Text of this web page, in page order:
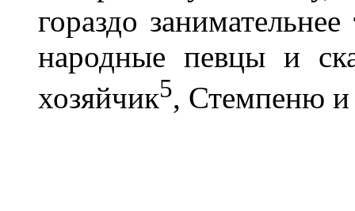
гораздо
народные певцы и
хозяйчик5, Стемпеню и